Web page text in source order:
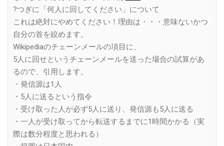
?つぎに「何人に回してください」について
これは絶対にやめてください！理由は・・・意味ないかつ
自分の首を絞めます。
Wikipediaのチェーンメールの項目に、
5人に回せというチェーンメールを送った場合の試算があ
るので、引用します。
・発信源は1人
・5人に送るという指令
・受け取った人が必ず5人に送り、発信源も5人に送る
・一人が受け取ってから転送するまでに1時間かかる（実
際は数分程度と思われる）